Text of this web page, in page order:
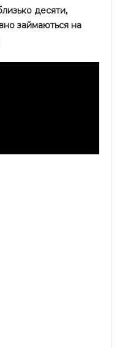
десяти,
займаються на